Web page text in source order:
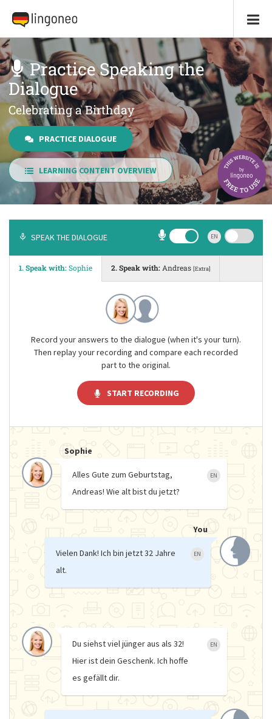
Practice Speaking the
Dialogue
Celebrating a Birthday
PRACTICE DIALOGUE
LEARNING CONTENT OVERVIEW
SPEAK THE DIALOGUE EN
1. Speak with:Sophie 2. Speak with: Andreas [Extra]
Record your answers to the dialogue (when it's your turn).
Then replay your recording and compare each recorded
part to the original.
START RECORDING
Sophie
Alles Gute zum Geburtstag,
Andreas! Wie alt bist du jetzt?
EN
You
Vielen Dank! Ich bin jetzt 32 Jahre
alt.
EN
Du siehst viel jünger aus als 32!
Hier ist dein Geschenk. Ich hoffe
es gefällt dir.
EN